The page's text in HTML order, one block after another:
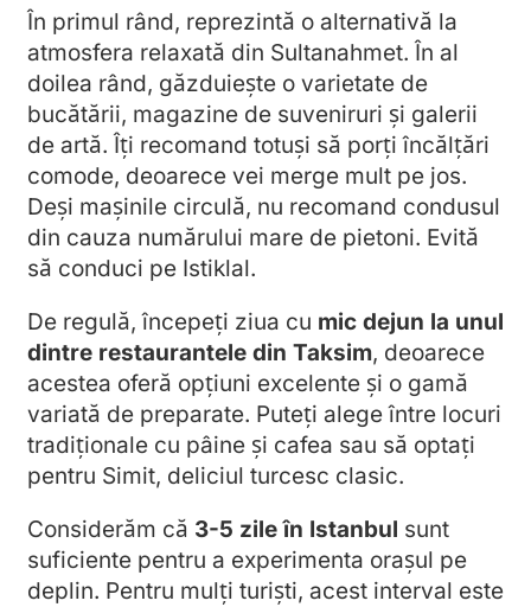
În primul rând, reprezintă o alternativă la
atmosfera relaxată din Sultanahmet. În al
doilea rând, găzduiește o varietate de
bucătării, magazine de suveniruri și galerii
de artă. Îți recomand totuși să porți încălțări
comode, deoarece vei merge mult pe jos.
Deși mașinile circulă, nu recomand condusul
din cauza numărului mare de pietoni. Evită
să conduci pe Istiklal.
De regulă, începeți ziua cu mic dejun la unul
dintre restaurantele din Taksim, deoarece
acestea oferă opțiuni excelente și o gamă
variată de preparate. Puteți alege între locuri
tradiționale cu pâine și cafea sau să optați
pentru Simit, deliciul turcesc clasic.
Considerăm că 3-5 zile în Istanbul sunt
suficiente pentru a experimenta orașul pe
deplin. Pentru mulți turiști, acest interval este